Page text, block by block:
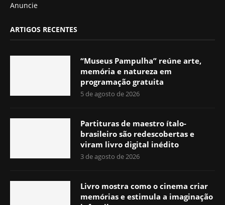
Anuncie
ARTIGOS RECENTES
“Museus Pampulha” reúne arte,
memória e natureza em
programação gratuita
5 de agosto de 2026
Partituras de maestro ítalo-
brasileiro são redescobertas e
viram livro digital inédito
3 de agosto de 2026
Livro mostra como o cinema criar
memórias e estimula a imaginação